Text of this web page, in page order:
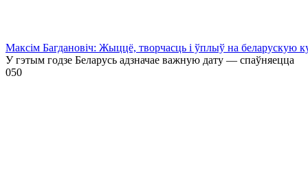
Максім Багдановіч: Жыццё, творчасць і ўплыў на беларускую
У гэтым годзе Беларусь адзначае важную дату — спаўняецца
050